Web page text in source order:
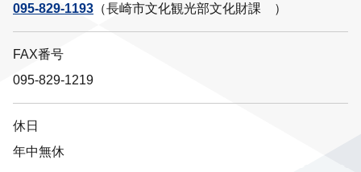
095-829-1193 （長崎市文化観光部文化財課 ）
FAX番号
095-829-1219
休日
年中無休